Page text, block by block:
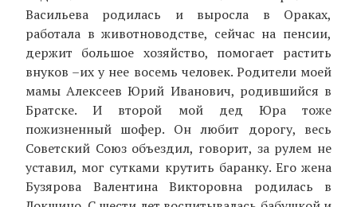
Васильева родилась и выросла в Ораках,
работала в животноводстве, сейчас на пенсии,
держит большое хозяйство, помогает растить
внуков –их у нее восемь человек. Родители моей
мамы Алексеев Юрий Иванович, родившийся в
Братске. И второй мой дед Юра тоже
пожизненный шофер. Он любит дорогу, весь
Советский Союз объездил, говорит, за рулем не
уставил, мог сутками крутить баранку. Его жена
Бузярова Валентина Викторовна родилась в